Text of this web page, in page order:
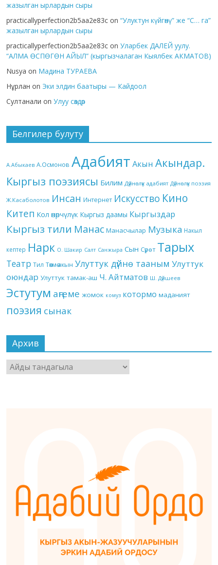
жазылган ырлардын сыры
practicallyperfection2b5aa2e83c on“Улуктун күйгөнү” же “С… га”
жазылган ырлардын сыры
practicallyperfection2b5aa2e83c onУларбек ДАЛЕЙ уулу.
“АЛМА ӨСПӨГӨН АЙЫЛ” (кыргызчалаган Кыялбек АКМАТОВ)
Nusya on Мадина ТУРАЕВА
Нұрлан on Эки элдин баатыры — Кайдоол
Султанали onУлуу сөздөр
Белгилер булуту
А.Абыкаев А.Осмонов Адабият Акын Акындар.
Кыргыз поэзиясы Билим Дүйнөлүк адабият Дүйнөлүк поэзия
Ж.Касаболотов Инсан Интернет Искусство Кино
Китеп Кол өнөрчүлүк Кыргыз даамы Кыргыздар
Кыргыз тили Манас Манасчылар Музыка Накыл
кептер Нарк О. Шакир Салт Санжыра Сын Сүрөт Тарых
Театр Тил Төкмө акын Улуттук дүйнө тааным Улуттук
оюндар Улуттук тамак-аш Ч. Айтматов Ш. Дүйшеев
Эстутум аңгеме жомок комуз котормо маданият
поэзия сынак
Архив
Архив